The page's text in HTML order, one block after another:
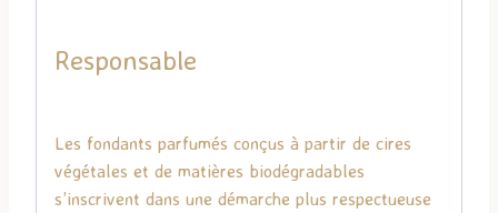
Responsable
Les fondants parfumés conçus à partir de cires
végétales et de matières biodégradables
s’inscrivent dans une démarche plus respectueuse